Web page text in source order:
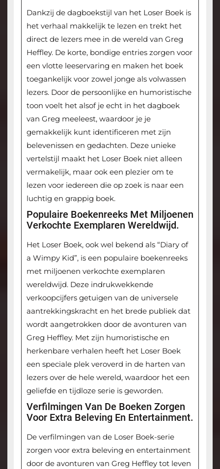
Dankzij de dagboekstijl van het Loser Boek is
het verhaal makkelijk te lezen en trekt het
direct de lezers mee in de wereld van Greg
Heffley. De korte, bondige entries zorgen voor
een vlotte leeservaring en maken het boek
toegankelijk voor zowel jonge als volwassen
lezers. Door de persoonlijke en humoristische
toon voelt het alsof je echt in het dagboek
van Greg meeleest, waardoor je je
gemakkelijk kunt identificeren met zijn
belevenissen en gedachten. Deze unieke
vertelstijl maakt het Loser Boek niet alleen
vermakelijk, maar ook een plezier om te
lezen voor iedereen die op zoek is naar een
luchtig en grappig boek.
Populaire Boekenreeks Met Miljoenen
Verkochte Exemplaren Wereldwijd.
Het Loser Boek, ook wel bekend als “Diary of
a Wimpy Kid”, is een populaire boekenreeks
met miljoenen verkochte exemplaren
wereldwijd. Deze indrukwekkende
verkoopcijfers getuigen van de universele
aantrekkingskracht en het brede publiek dat
wordt aangetrokken door de avonturen van
Greg Heffley. Met zijn humoristische en
herkenbare verhalen heeft het Loser Boek
een speciale plek veroverd in de harten van
lezers over de hele wereld, waardoor het een
geliefde en tijdloze serie is geworden.
Verfilmingen Van De Boeken Zorgen
Voor Extra Beleving En Entertainment.
De verfilmingen van de Loser Boek-serie
zorgen voor extra beleving en entertainment
door de avonturen van Greg Heffley tot leven